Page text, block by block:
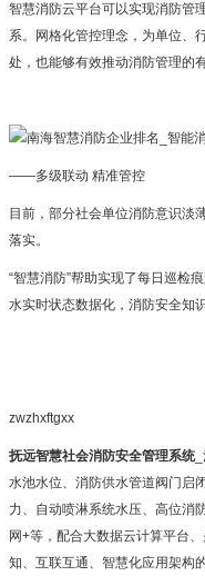
智慧消防云平台可以实现消防管
系。网格化管控理念，为单位、
处，也能够有效推动消防管理的
——多级联动 精准管控
目前，部分社会单位消防意识淡
落实。
“智慧消防”帮助实现了每日巡检
水实时状态数据化，消防安全知
zwzhxftgxx
抚远智慧社会消防安全管理系统_
水池水位、消防供水管道阀门启
力、自动喷淋系统水压、高位消
网+等，配合大数据云计算平台
知、互联互通、智慧化应用架构